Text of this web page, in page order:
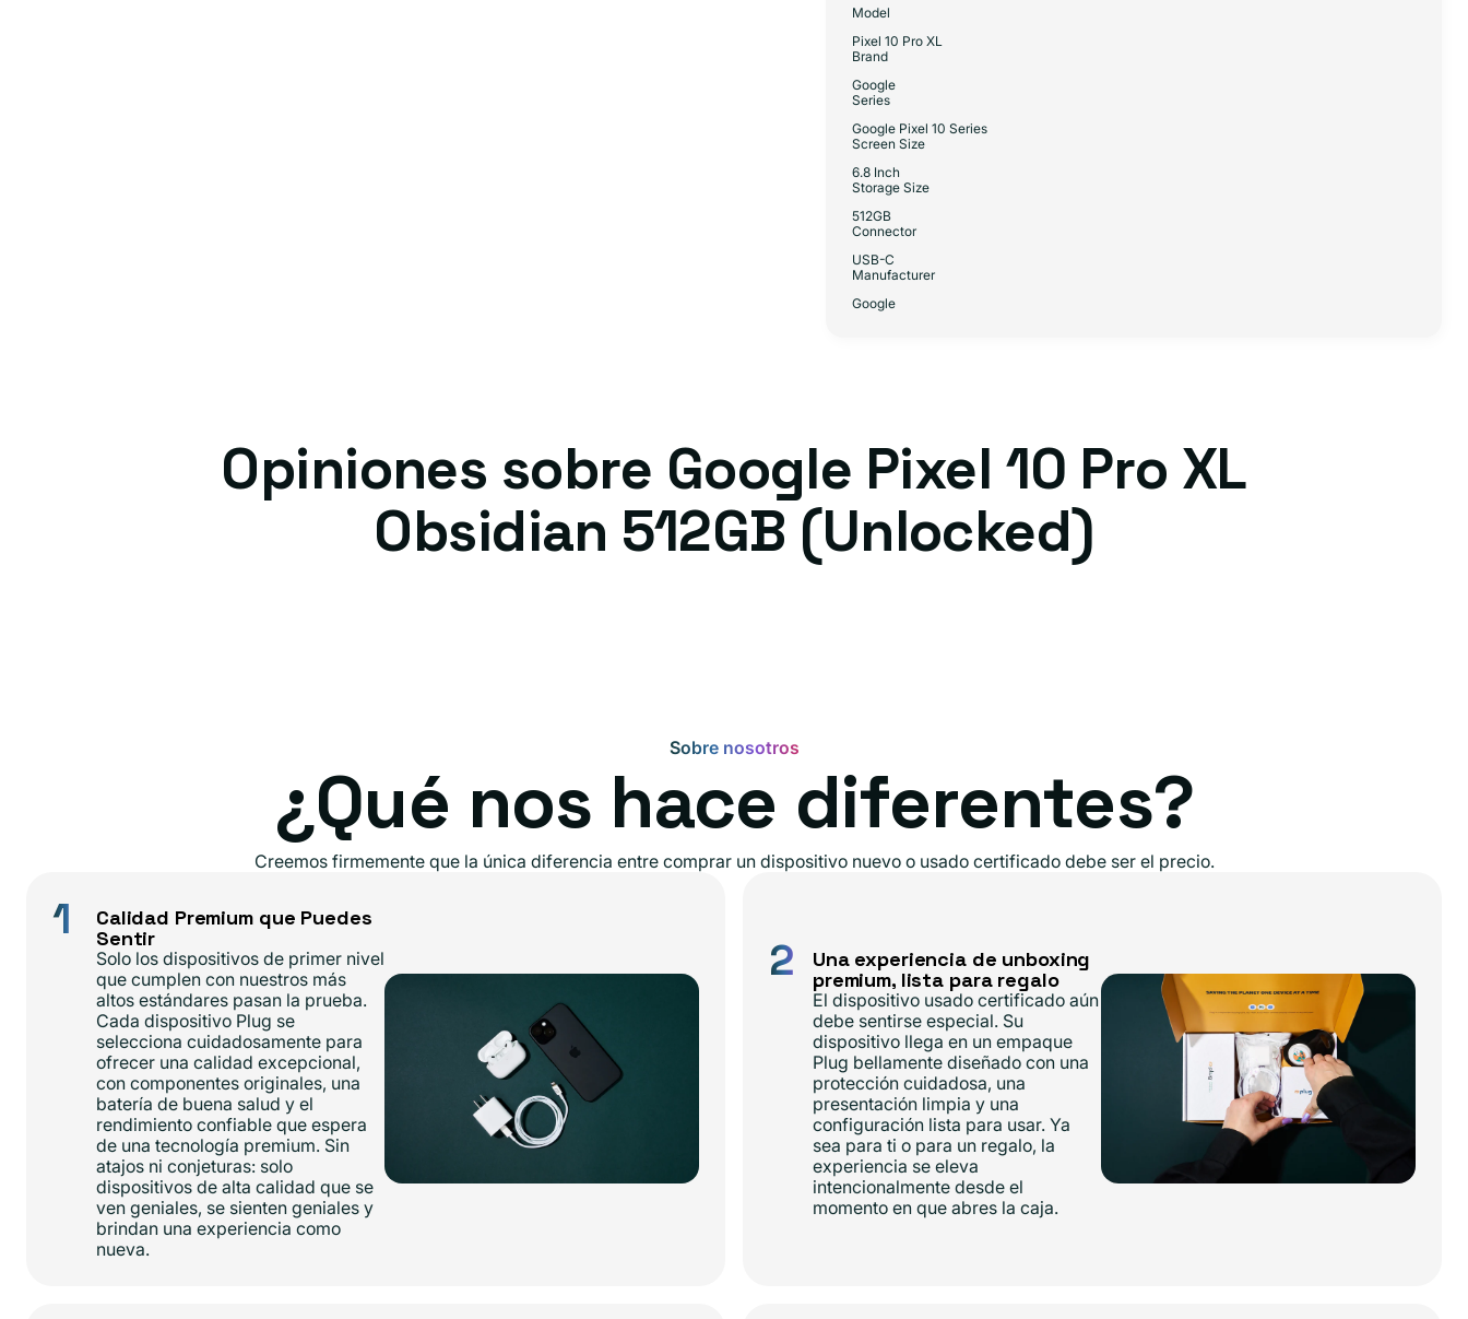
Model
Pixel 10 Pro XL
Brand
Google
Series
Google Pixel 10 Series
Screen Size
6.8 Inch
Storage Size
512GB
Connector
USB-C
Manufacturer
Google
Opiniones sobre Google Pixel 10 Pro XL
Obsidian 512GB (Unlocked)
Sobre nosotros
¿Qué nos hace diferentes?
Creemos firmemente que la única diferencia entre comprar un dispositivo nuevo o usado certificado debe ser el precio.
1
Calidad Premium que Puedes
Sentir
Solo los dispositivos de primer nivel
que cumplen con nuestros más
altos estándares pasan la prueba.
Cada dispositivo Plug se
selecciona cuidadosamente para
ofrecer una calidad excepcional,
con componentes originales, una
batería de buena salud y el
rendimiento confiable que espera
de una tecnología premium. Sin
atajos ni conjeturas: solo
dispositivos de alta calidad que se
ven geniales, se sienten geniales y
brindan una experiencia como
nueva.
2
Una experiencia de unboxing
premium, lista para regalo
El dispositivo usado certificado aún
debe sentirse especial. Su
dispositivo llega en un empaque
Plug bellamente diseñado con una
protección cuidadosa, una
presentación limpia y una
configuración lista para usar. Ya
sea para ti o para un regalo, la
experiencia se eleva
intencionalmente desde el
momento en que abres la caja.